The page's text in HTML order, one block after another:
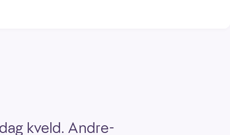
kveld. Andre-